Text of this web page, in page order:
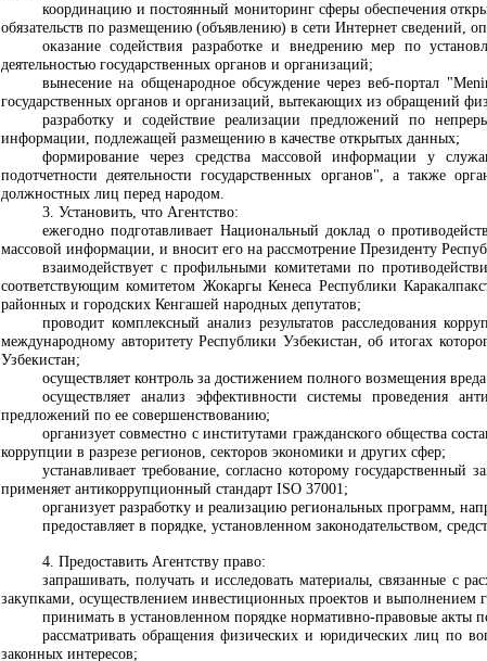
координацию и постоянный мониторинг сферы обеспечения
обязательств по размещению (объявлению) в сети Интернет сведений,
оказание содействия разработке и внедрению мер по
деятельностью государственных органов и организаций;
вынесение на общенародное обсуждение через веб-портал
государственных органов и организаций, вытекающих из обращений
разработку и содействие реализации предложений по
информации, подлежащей размещению в качестве открытых данных;
формирование через средства массовой информации у
подотчетности деятельности государственных органов", а также
должностных лиц перед народом.
3. Установить, что Агентство:
ежегодно подготавливает Национальный доклад о
массовой информации, и вносит его на рассмотрение Президенту
взаимодействует с профильными комитетами по
соответствующим комитетом Жокаргы Кенеса Республики
районных и городских Кенгашей народных депутатов;
проводит комплексный анализ результатов расследования
международному авторитету Республики Узбекистан, об итогах
Узбекистан;
осуществляет контроль за достижением полного возмещения
осуществляет анализ эффективности системы проведения
предложений по ее совершенствованию;
организует совместно с институтами гражданского общества
коррупции в разрезе регионов, секторов экономики и других сфер;
устанавливает требование, согласно которому
применяет антикоррупционный стандарт ISO 37001;
организует разработку и реализацию региональных программ,
предоставляет в порядке, установленном законодательством,
4. Предоставить Агентству право:
запрашивать, получать и исследовать материалы, связанные с
закупками, осуществлением инвестиционных проектов и выполнением
принимать в установленном порядке нормативно-правовые акты
рассматривать обращения физических и юридических лиц по
законных интересов;